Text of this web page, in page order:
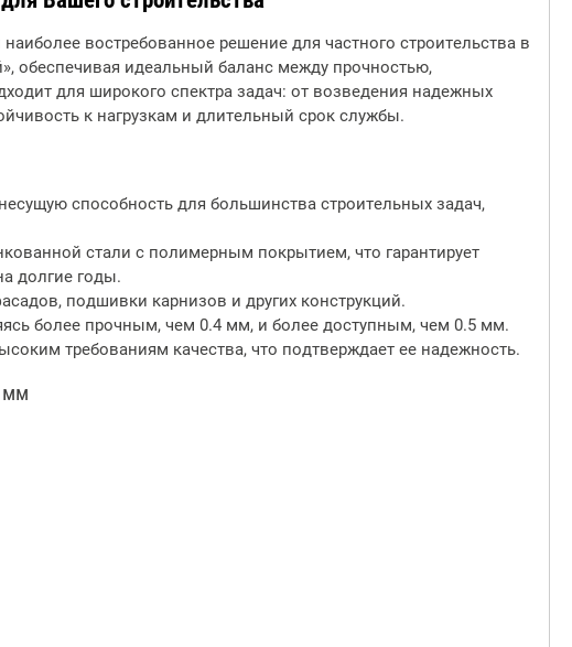
востребованное решение для частного строительства в
обеспечивая идеальный баланс между прочностью,
для широкого спектра задач: от возведения надежных
к нагрузкам и длительный срок службы.
способность для большинства строительных задач,
стали с полимерным покрытием, что гарантирует
долгие годы.
подшивки карнизов и других конструкций.
более прочным, чем 0.4 мм, и более доступным, чем 0.5 мм.
требованиям качества, что подтверждает ее надежность.
мм